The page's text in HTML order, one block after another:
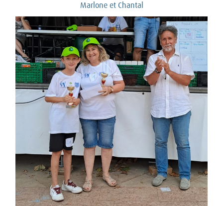
Marlone et Chantal